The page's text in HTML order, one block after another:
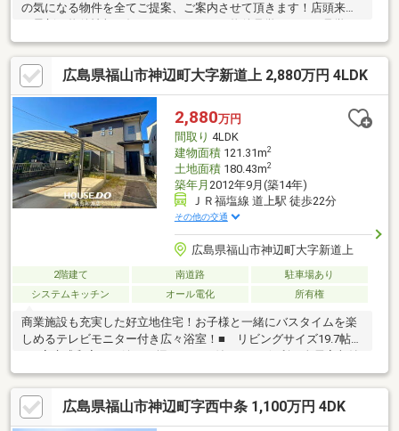
の気になる物件を全てご提案、ご案内させて頂きます！店頭来店
アーは【その場確定！ 見学予約する（無料）からご予約下さ
い】〇●〇●〇●〇●〇●〇●〇●〇●〇●〇●〇●〇●〇●◇抜群の利便
性 フジグラン神辺：徒歩3分 日々の買い物が非常に便利な好立
地◇並列2台分のカーポート◇玄関吹き抜けや小上がりタタミコ
ーナー、 書斎、ユーティリティを備えた注文住宅仕様◇2022
年12月に全室クロス張替や畳表替え等のリフォームを実施済
広島県福山市神辺町大字新道上 2,880万円 4LDK
2,880万円
間取り 4LDK
建物面積121.31m2
土地面積180.43m2
築年月 2012年9月(築14年)
ＪＲ福塩線 道上駅 徒歩22分
その他の交通
広島県福山市神辺町大字新道上
2階建て 南道路
駐車場あり
システムキッチン
オール電化 所有権
商業施設も充実した好立地住宅！お子様と一緒にバスタイムを楽
しめるテレビモニター付き広々浴室！■ リビングサイズ19.7帖
□ 高床式和室には嬉しい掘りごたつ付き！■ 便利な全居室収納
スペース付！□ 後片付けもラクラクな食器洗乾燥機付■ カーポ
ート付きで雨の日でも安心して乗り降りできます！□ 全居室ク
ロス貼替済みです！■ フジグラン神辺まで徒歩3分の好立地住
宅！【内見の流れ】〇 お電話にて内見のご希望日時をお知らせ
広島県福山市神辺町字西中条 1,100万円 4DK